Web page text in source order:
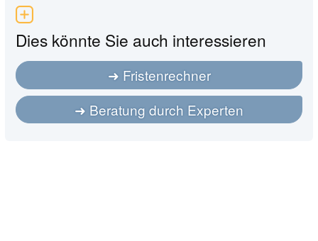
Dies könnte Sie auch interessieren
Fristenrechner
Beratung durch Experten